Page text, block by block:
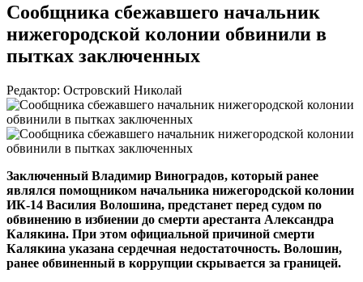
Сообщника сбежавшего начальник
нижегородской колонии обвинили в
пытках заключенных
Редактор: Островский Николай
Заключенный Владимир Виноградов, который ранее
являлся помощником начальника нижегородской колонии
ИК-14 Василия Волошина, предстанет перед судом по
обвинению в избиении до смерти арестанта Александра
Калякина. При этом официальной причиной смерти
Калякина указана сердечная недостаточность. Волошин,
ранее обвиненный в коррупции скрывается за границей.